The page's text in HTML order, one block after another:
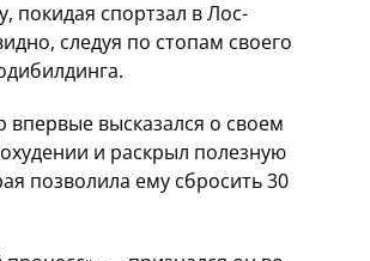
покидая спортзал в Лос-
следуя по стопам своего
впервые высказался о своем
и раскрыл полезную
позволила ему сбросить 30